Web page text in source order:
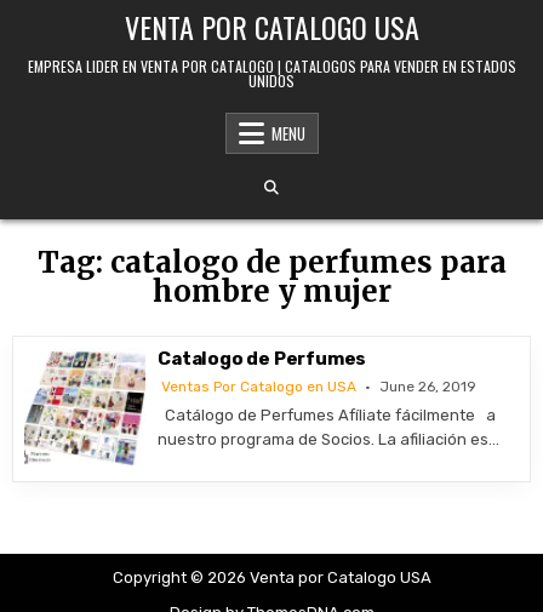
VENTA POR CATALOGO USA
EMPRESA LIDER EN VENTA POR CATALOGO | CATALOGOS PARA VENDER EN ESTADOS
UNIDOS
MENU
Tag: catalogo de perfumes para
hombre y mujer
Catalogo de Perfumes
Ventas Por Catalogo en USA June 26, 2019
Catálogo de Perfumes Afíliate fácilmente a
nuestro programa de Socios. La afiliación es…
Copyright © 2026 Venta por Catalogo USA